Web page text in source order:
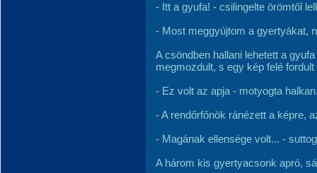
- Itt a gyufa! - csilingelte örömtől
- Most meggyújtom a gyertyákat,
A csöndben hallani lehetett a
megmozdult, s egy kép felé
- Ez volt az apja - motyogta
- A rendőrfőnök ránézett a képre,
- Magának ellensége volt... -
A három kis gyertyacsonk apró,